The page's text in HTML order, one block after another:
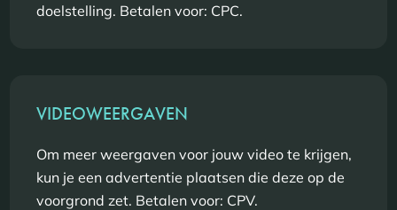
doelstelling. Betalen voor: CPC.
VIDEOWEERGAVEN
Om meer weergaven voor jouw video te krijgen,
kun je een advertentie plaatsen die deze op de
voorgrond zet. Betalen voor: CPV.